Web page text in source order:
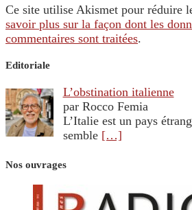
Ce site utilise Akismet pour réduire
savoir plus sur la façon dont les
commentaires sont traitées.
Editoriale
L’obstination italienne
par Rocco Femia
L’Italie est un pays
semble […]
Nos ouvrages